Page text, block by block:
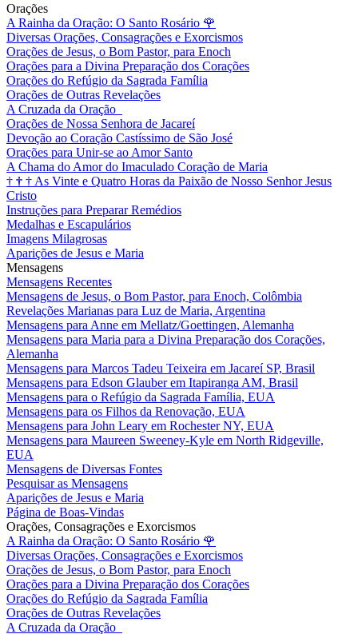
Orações
A Rainha da Oração: O Santo Rosário 🌹
Diversas Orações, Consagrações e Exorcismos
Orações de Jesus, o Bom Pastor, para Enoch
Orações para a Divina Preparação dos Corações
Orações do Refúgio da Sagrada Família
Orações de Outras Revelações
A Cruzada da Oração
Orações de Nossa Senhora de Jacareí
Devoção ao Coração Castíssimo de São José
Orações para Unir-se ao Amor Santo
A Chama do Amor do Imaculado Coração de Maria
† † † As Vinte e Quatro Horas da Paixão de Nosso Senhor Jesus
Cristo
Instruções para Preparar Remédios
Medalhas e Escapulários
Imagens Milagrosas
Aparições de Jesus e Maria
Mensagens
Mensagens Recentes
Mensagens de Jesus, o Bom Pastor, para Enoch, Colômbia
Revelações Marianas para Luz de Maria, Argentina
Mensagens para Anne em Mellatz/Goettingen, Alemanha
Mensagens para Maria para a Divina Preparação dos Corações,
Alemanha
Mensagens para Marcos Tadeu Teixeira em Jacareí SP, Brasil
Mensagens para Edson Glauber em Itapiranga AM, Brasil
Mensagens para o Refúgio da Sagrada Família, EUA
Mensagens para os Filhos da Renovação, EUA
Mensagens para John Leary em Rochester NY, EUA
Mensagens para Maureen Sweeney-Kyle em North Ridgeville,
EUA
Mensagens de Diversas Fontes
Pesquisar as Mensagens
Aparições de Jesus e Maria
Página de Boas-Vindas
Orações, Consagrações e Exorcismos
A Rainha da Oração: O Santo Rosário 🌹
Diversas Orações, Consagrações e Exorcismos
Orações de Jesus, o Bom Pastor, para Enoch
Orações para a Divina Preparação dos Corações
Orações do Refúgio da Sagrada Família
Orações de Outras Revelações
A Cruzada da Oração